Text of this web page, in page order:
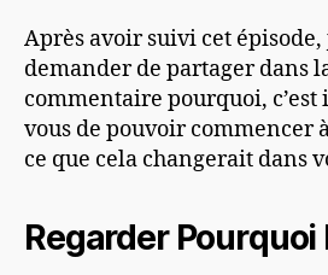
Après avoir suivi cet épisode,
demander de partager dans
commentaire pourquoi,
vous de pouvoir commencer
ce que cela changerait dans
Regarder